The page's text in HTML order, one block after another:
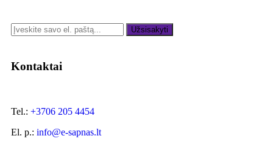
Užsisakyti
Kontaktai
Tel.: +3706 205 4454
El. p.: info@e-sapnas.lt